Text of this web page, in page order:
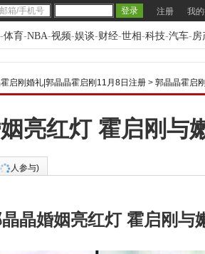
注册 我
-体育-NBA-视频-娱谈-财经-世相-科技-汽车-房
启刚婚礼|郭晶晶霍启刚11月8日注册 > 郭晶晶霍启
亮红灯 霍启刚与
人参与)
晶婚姻亮红灯 霍启刚与